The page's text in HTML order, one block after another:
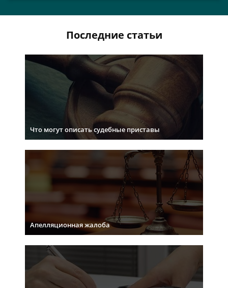
Последние статьи
Что могут описать судебные приставы
Апелляционная жалоба